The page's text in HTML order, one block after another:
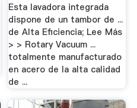
Esta lavadora integrada
dispone de un tambor de ...
de Alta Eficiencia; Lee Más
> > Rotary Vacuum ...
totalmente manufacturado
en acero de la alta calidad
de ...